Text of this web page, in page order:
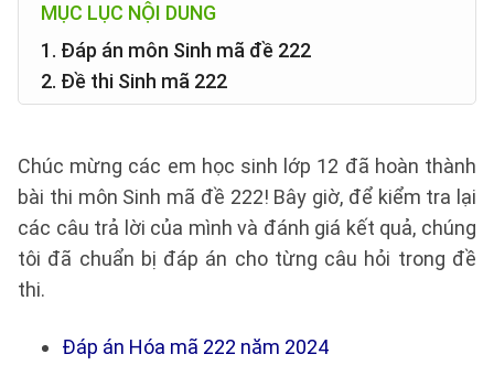
MỤC LỤC NỘI DUNG
1. Đáp án môn Sinh mã đề 222
2. Đề thi Sinh mã 222
Chúc mừng các em học sinh lớp 12 đã hoàn thành
bài thi môn Sinh mã đề 222! Bây giờ, để kiểm tra lại
các câu trả lời của mình và đánh giá kết quả, chúng
tôi đã chuẩn bị đáp án cho từng câu hỏi trong đề
thi.
Đáp án Hóa mã 222 năm 2024